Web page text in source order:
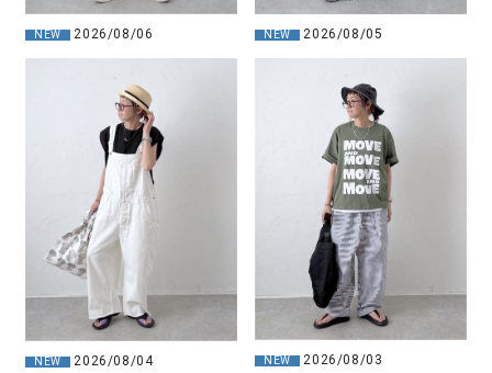
NEW 2026/08/06 NEW 2026/08/05
NEW 2026/08/04 NEW 2026/08/03